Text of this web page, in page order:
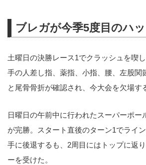
ブレガが今季5度目のハ
土曜日の決勝レース1でクラッシュを喫
手の人差し指、薬指、小指、腰、左股関
と尾骨骨折が確認され、今大会を欠場す
日曜日の午前中に行われたスーパーポー
が完勝。スタート直後のターン1でライ
手に後退するも、2周目にはトップに返
ーを受けた。